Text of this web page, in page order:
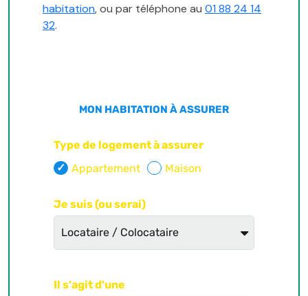
habitation, ou par téléphone au 01 88 24 14
32.